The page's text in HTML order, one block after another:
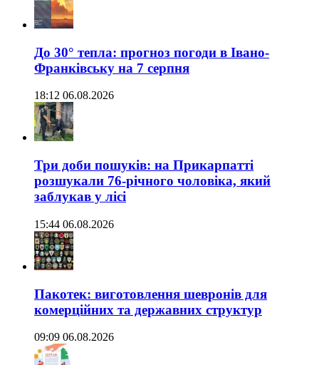
До 30° тепла: прогноз погоди в Івано-
Франківську на 7 серпня
18:12 06.08.2026
Три доби пошуків: на Прикарпатті
розшукали 76-річного чоловіка, який
заблукав у лісі
15:44 06.08.2026
Пакотек: виготовлення шевронів для
комерційних та державних структур
09:09 06.08.2026